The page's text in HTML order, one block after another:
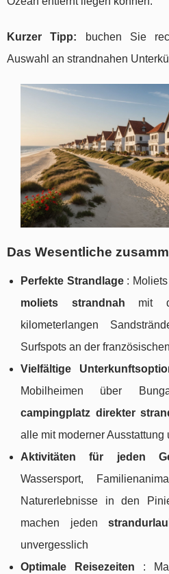
Kurzer Tipp: buchen Sie
Auswahl an strandnahen
Das Wesentliche
Perfekte Strandlage:
moliets strandnah mit
kilometerlangen
Surfspots an der
Vielfältige
Mobilheimen über
campingplatz direkter
alle mit moderner Ausstattung
Aktivitäten für jeden
Wassersport,
Naturerlebnisse in den
machen jeden
unvergesslich
Optimale Reisezeiten :